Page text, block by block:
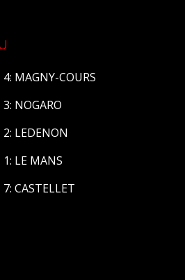
MAGNY-COURS
NOGARO
LEDENON
LE MANS
CASTELLET